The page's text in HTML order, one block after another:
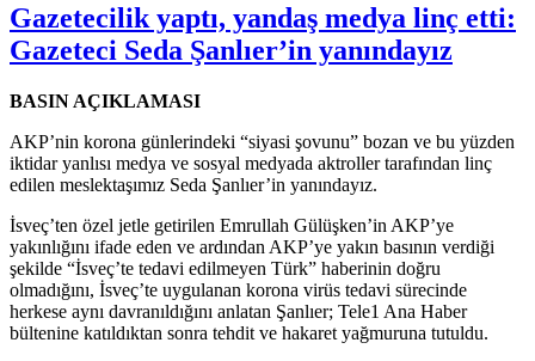
Gazetecilik yaptı, yandaş medya linç etti:
Gazeteci Seda Şanlıer’in yanındayız
BASIN AÇIKLAMASI
AKP’nin korona günlerindeki “siyasi şovunu” bozan ve bu yüzden
iktidar yanlısı medya ve sosyal medyada aktroller tarafından linç
edilen meslektaşımız Seda Şanlıer’in yanındayız.
İsveç’ten özel jetle getirilen Emrullah Gülüşken’in AKP’ye
yakınlığını ifade eden ve ardından AKP’ye yakın basının verdiği
şekilde “İsveç’te tedavi edilmeyen Türk” haberinin doğru
olmadığını, İsveç’te uygulanan korona virüs tedavi sürecinde
herkese aynı davranıldığını anlatan Şanlıer; Tele1 Ana Haber
bültenine katıldıktan sonra tehdit ve hakaret yağmuruna tutuldu.